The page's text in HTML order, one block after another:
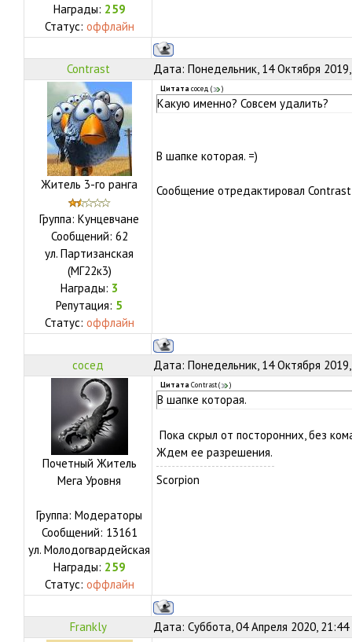
Награды: 259
Статус: оффлайн
Contrast Дата: Понедельник, 14 Октября
Житель 3-го ранга
Группа: Кунцевчане
Сообщений: 62
ул. Партизанская
(МГ22к3)
Награды: 3
Репутация: 5
Статус: оффлайн
Цитата сосед ( )
Какую именно? Совсем удалить?
В шапке которая. =)
Сообщение отредактировал Contrast
сосед Дата: Понедельник, 14 Октября
Почетный Житель
Мега Уровня
Группа: Модераторы
Сообщений: 13161
ул. Молодогвардейская
Награды: 259
Статус: оффлайн
Цитата Contrast( )
В шапке которая.
Пока скрыл от посторонних, без
Ждем ее разрешения.
Scorpion
Frankly Дата: Суббота, 04 Апреля 2020,